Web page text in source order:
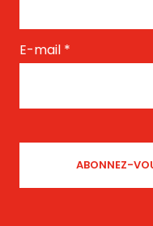
E-mail *